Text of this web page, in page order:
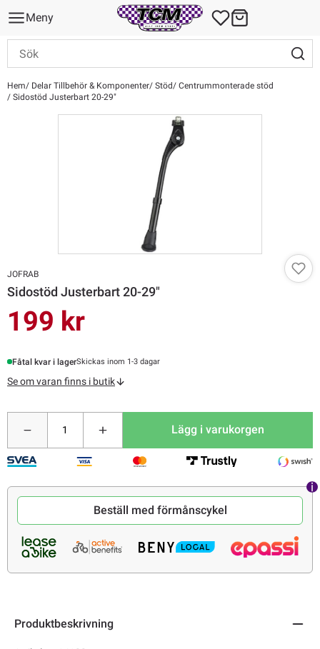
Meny
Hem Delar Tillbehör & Komponenter Stöd
Centrummonterade stöd
Sidostöd Justerbart 20-29"
JOFRAB
Sidostöd Justerbart 20-29"
199 kr
Fåtal kvar i lagerSkickas inom 1-3 dagar
Se om varan finns i butik
Lägg i varukorgen
Beställ med förmånscykel
Produktbeskrivning